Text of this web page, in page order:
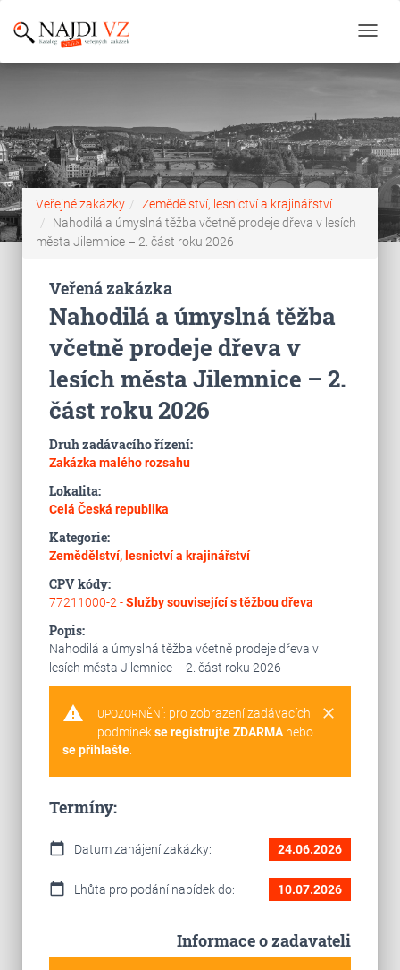
Veřejné zakázky
Zemědělství, lesnictví a krajinářství
Nahodilá a úmyslná těžba včetně prodeje dřeva v lesích
města Jilemnice – 2. část roku 2026
Veřená zakázka
Nahodilá a úmyslná těžba
včetně prodeje dřeva v
lesích města Jilemnice – 2.
část roku 2026
Druh zadávacího řízení:
Zakázka malého rozsahu
Lokalita:
Celá Česká republika
Kategorie:
Zemědělství, lesnictví a krajinářství
CPV kódy:
77211000-2 -Služby související s těžbou dřeva
Popis:
Nahodilá a úmyslná těžba včetně prodeje dřeva v
lesích města Jilemnice – 2. část roku 2026
warning clear
UPOZORNĚNÍ: pro zobrazení zadávacích
podmínekse registrujte ZDARMAnebo
se přihlašte.
Termíny:
calendar_today Datum zahájení zakázky: 24.06.2026
calendar_today Lhůta pro podání nabídek do: 10.07.2026
Informace o zadavateli